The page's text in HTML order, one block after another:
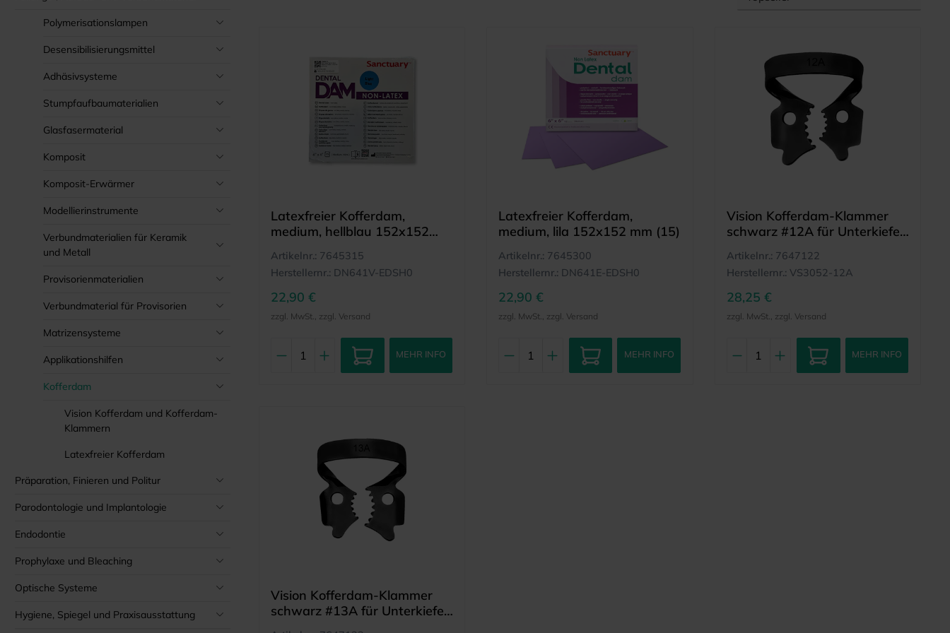
Polymerisationslampen
Desensibilisierungsmittel
Adhäsivsysteme
Stumpfaufbaumaterialien
Glasfasermaterial
Komposit
Komposit-Erwärmer
Modellierinstrumente
Verbundmaterialien für Keramik
und Metall
Provisorienmaterialien
Verbundmaterial für Provisorien
Matrizensysteme
Applikationshilfen
Kofferdam
Vision Kofferdam und Kofferdam-
Klammern
Latexfreier Kofferdam
Präparation, Finieren und Politur
Parodontologie und Implantologie
Endodontie
Prophylaxe und Bleaching
Optische Systeme
Hygiene, Spiegel und Praxisausstattung
Latexfreier Kofferdam,
medium, hellblau 152x152
Artikelnr.: 7645315
Herstellernr.: DN641V-EDSH0
22,90 €
zzgl. MwSt., zzgl. Versand
MEHR INFO
Latexfreier Kofferdam,
medium, lila 152x152 mm (15)
Artikelnr.: 7645300
Herstellernr.: DN641E-EDSH0
22,90 €
zzgl. MwSt., zzgl. Versand
MEHR INFO
Vision Kofferdam-Klammer
schwarz #12A für Unterkiefer
Molaren
Artikelnr.: 7647122
Herstellernr.: VS3052-12A
28,25 €
zzgl. MwSt., zzgl. Versand
MEHR INFO
Vision Kofferdam-Klammer
schwarz #13A für Unterkiefer